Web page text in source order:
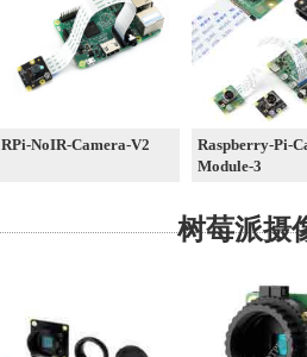
RPi-NoIR-Camera-V2
Raspberry-Pi-
Module-3
树莓派摄